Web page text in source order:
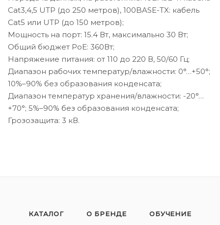
Cat3,4,5 UTP (до 250 метров), 100BASE-TX: кабель
Cat5 или UTP (до 150 метров);
Мощность на порт: 15.4 Вт, максимально 30 Вт;
Общий бюджет PoE: 360Вт;
Напряжение питания: от 110 до 220 В, 50/60 Гц;
Диапазон рабочих температур/влажности: 0°…+50°;
10%–90% без образования конденсата;
Диапазон температур хранения/влажности: -20°…
+70°; 5%–90% без образования конденсата;
Грозозащита: 3 кВ.
КАТАЛОГ О БРЕНДЕ ОБУЧЕНИЕ